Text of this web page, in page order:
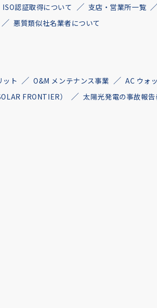
ISO認証取得について 支店・営業所一覧
悪質類似社名業者について
ット O&M メンテナンス事業
AC ウォ
FRONTIER）
太陽光発電の事故報